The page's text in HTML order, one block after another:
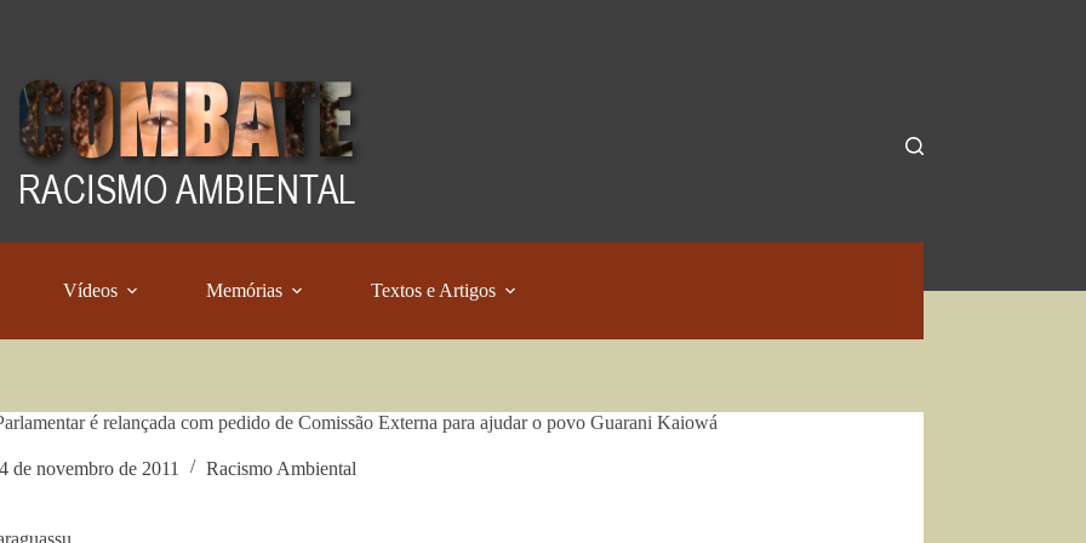
Vídeos Memórias Textos e Artigos
é relançada com pedido de Comissão Externa para ajudar o povo Guarani Kaiowá
de novembro de 2011 Racismo Ambiental